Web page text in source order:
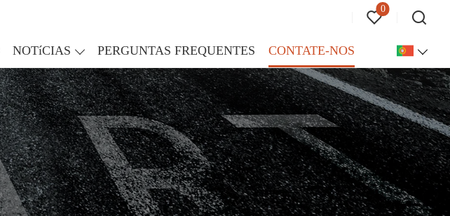
0
NOTíCIAS PERGUNTAS FREQUENTES CONTATE-NOS